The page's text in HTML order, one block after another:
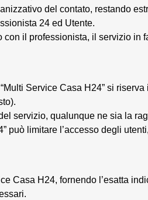
del contato, restando
24 ed Utente.
il professionista, il servizio in
Service Casa H24” si
servizio, qualunque ne sia la
limitare l’accesso degli
Casa H24, fornendo l’esatta